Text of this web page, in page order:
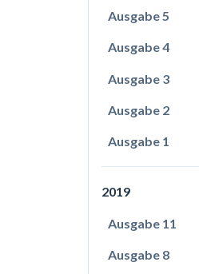
Ausgabe 5
Ausgabe 4
Ausgabe 3
Ausgabe 2
Ausgabe 1
2019
Ausgabe 11
Ausgabe 8